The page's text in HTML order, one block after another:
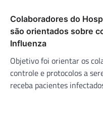
Colaboradores do
são orientados sobre
Influenza
Objetivo foi orientar os
controle e protocolos a
receba pacientes